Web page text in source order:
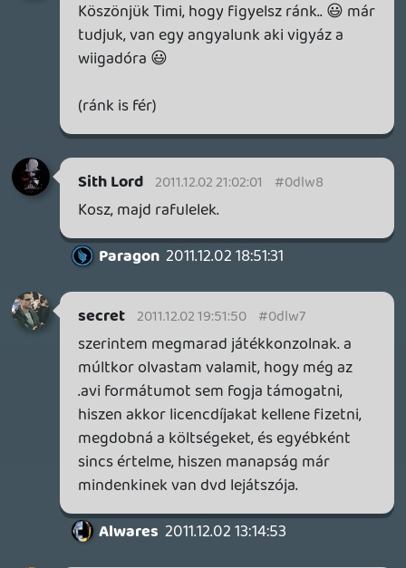
Lavitz 2011.12.01 22:31:09 #0dlvy
pletyózták 😃
igazándiból jó podcast volt, de most nem
úgy értem mint máskor, igazándiból
Igazándiból a legfontosabb gameres
kérdés ami kimaradt és sztem a legtöbb
olvasó kíváncsi lenne rá, hogy mi a
véleménye a barátjának hogy ő játékokkal
foglalkozik? 😛
tehát a nintendo odal miatt csúszott az új
gamer365 ez is tisztázódott.
Hát egy nő előtt ezt lehet nem illik.
De ha ennek tudatában voltál, akkor nem
szóltam 🙂
fartisan 2011.12.01 21:29:54
fartisan 2011.12.01 21:29:54 #0dlvw
Nahát,mi történt Liquiddel,kicserélték az
ufok? Se egy basszameg,se egy csecses
poén,nedves álmok Zeldáról utalás szinten
se?